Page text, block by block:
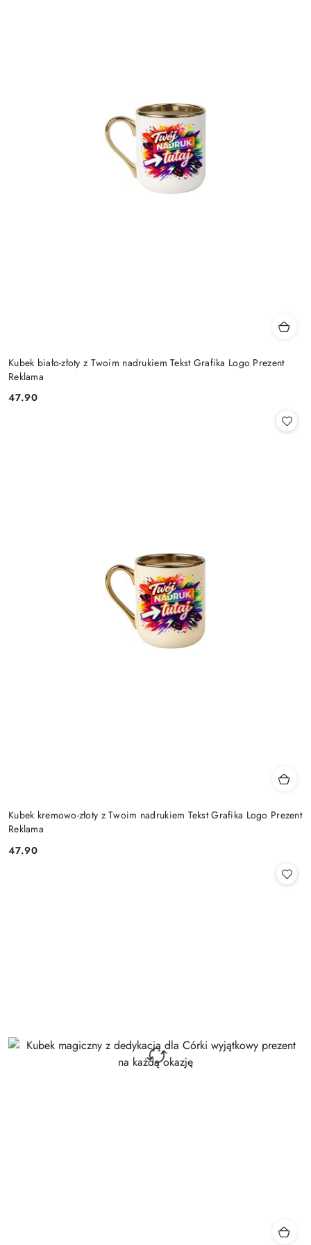
Kubek biało-złoty z Twoim nadrukiem Tekst Grafika Logo Prezent
Reklama
Cena:
47.90
Kubek kremowo-złoty z Twoim nadrukiem Tekst Grafika Logo Prezent
Reklama
Cena:
47.90